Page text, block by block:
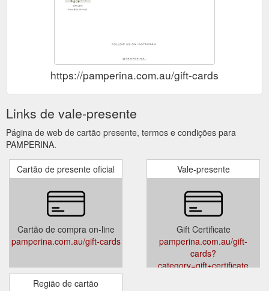
https://pamperina.com.au/gift-cards
Links de vale-presente
Página de web de cartão presente, termos e condições para
PAMPERINA.
Cartão de presente oficial
Cartão de compra on-line
pamperina.com.au/gift-cards
Vale-presente
Gift Certificate
pamperina.com.au/gift-
cards?
category=gift+certificate
Região de cartão